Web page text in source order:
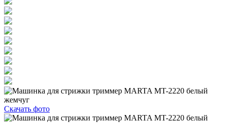
Скачать фото